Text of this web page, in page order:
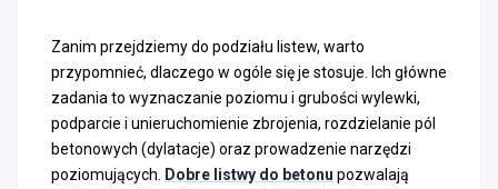
Zanim przejdziemy do podziału listew, warto
przypomnieć, dlaczego w ogóle się je stosuje. Ich główne
zadania to wyznaczanie poziomu i grubości wylewki,
podparcie i unieruchomienie zbrojenia, rozdzielanie pól
betonowych (dylatacje) oraz prowadzenie narzędzi
poziomujących.
Dobre listwy do betonu pozwalają